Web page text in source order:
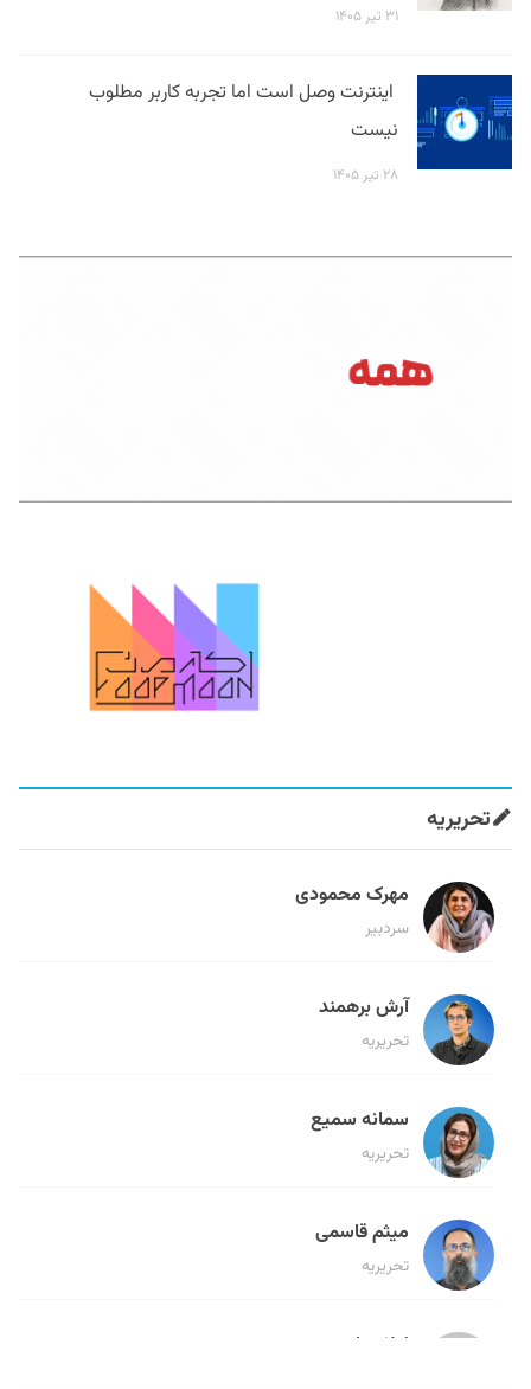
۳۱ تیر ۱۴۰۵
اینترنت وصل است اما تجربه کاربر مطلوب
نیست
۲۸ تیر ۱۴۰۵
تحریریه
مهرک محمودی
سردبیر
آرش برهمند
تحریریه
سمانه سمیع
تحریریه
میثم قاسمی
تحریریه
لیلا حنارود